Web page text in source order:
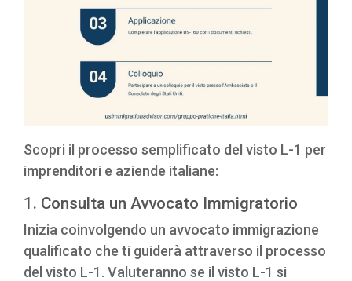
Scopri il processo semplificato del visto L-1 per
imprenditori e aziende italiane:
1. Consulta un Avvocato Immigratorio
Inizia coinvolgendo un avvocato immigrazione
qualificato che ti guiderà attraverso il processo
del visto L-1. Valuteranno se il visto L-1 si